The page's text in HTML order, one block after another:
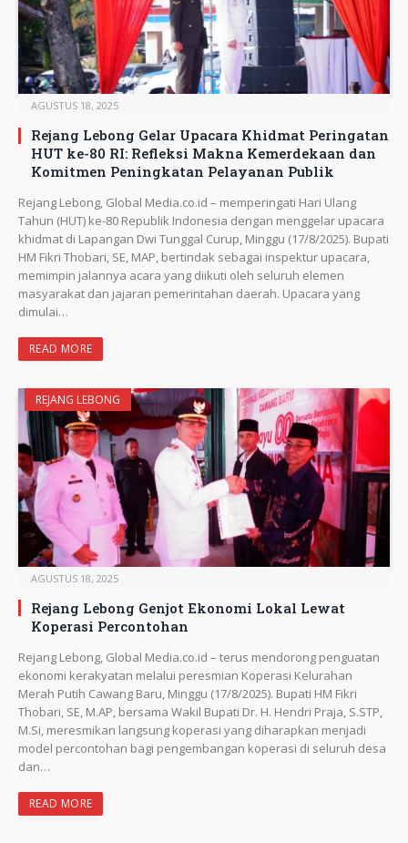
AGUSTUS 18, 2025
Rejang Lebong Gelar Upacara Khidmat Peringatan
HUT ke-80 RI: Refleksi Makna Kemerdekaan dan
Komitmen Peningkatan Pelayanan Publik
Rejang Lebong, Global Media.co.id – memperingati Hari Ulang
Tahun (HUT) ke-80 Republik Indonesia dengan menggelar upacara
khidmat di Lapangan Dwi Tunggal Curup, Minggu (17/8/2025). Bupati
HM Fikri Thobari, SE, MAP, bertindak sebagai inspektur upacara,
memimpin jalannya acara yang diikuti oleh seluruh elemen
masyarakat dan jajaran pemerintahan daerah. Upacara yang
dimulai…
READ MORE
REJANG LEBONG
AGUSTUS 18, 2025
Rejang Lebong Genjot Ekonomi Lokal Lewat
Koperasi Percontohan
Rejang Lebong, Global Media.co.id – terus mendorong penguatan
ekonomi kerakyatan melalui peresmian Koperasi Kelurahan
Merah Putih Cawang Baru, Minggu (17/8/2025). Bupati HM Fikri
Thobari, SE, M.AP, bersama Wakil Bupati Dr. H. Hendri Praja, S.STP,
M.Si, meresmikan langsung koperasi yang diharapkan menjadi
model percontohan bagi pengembangan koperasi di seluruh desa
dan…
READ MORE